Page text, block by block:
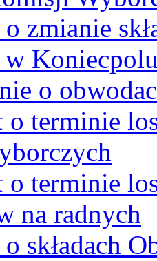
zmianie
o
terminie
terminie
na radnych
składach